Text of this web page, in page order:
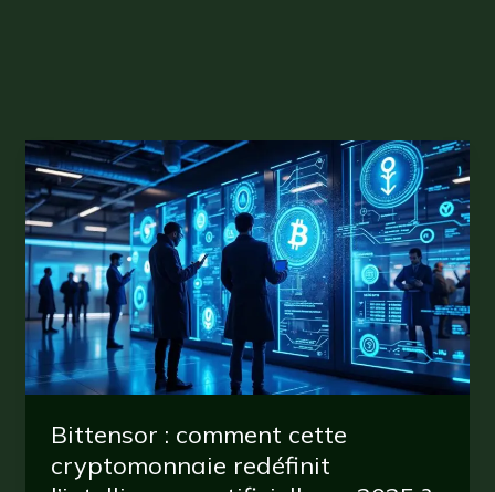
Bittensor : comment cette
cryptomonnaie redéfinit